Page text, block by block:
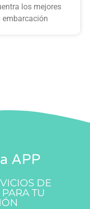
los mejores
APP
DE
TU